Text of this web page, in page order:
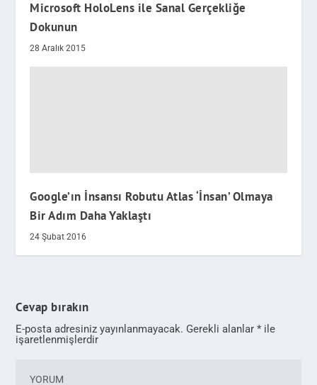
Microsoft HoloLens ile Sanal Gerçekliğe
Dokunun
28 Aralık 2015
Google’ın İnsansı Robutu Atlas ‘İnsan’ Olmaya
Bir Adım Daha Yaklaştı
24 Şubat 2016
Cevap bırakın
E-posta adresiniz yayınlanmayacak. Gerekli alanlar* ile
işaretlenmişlerdir